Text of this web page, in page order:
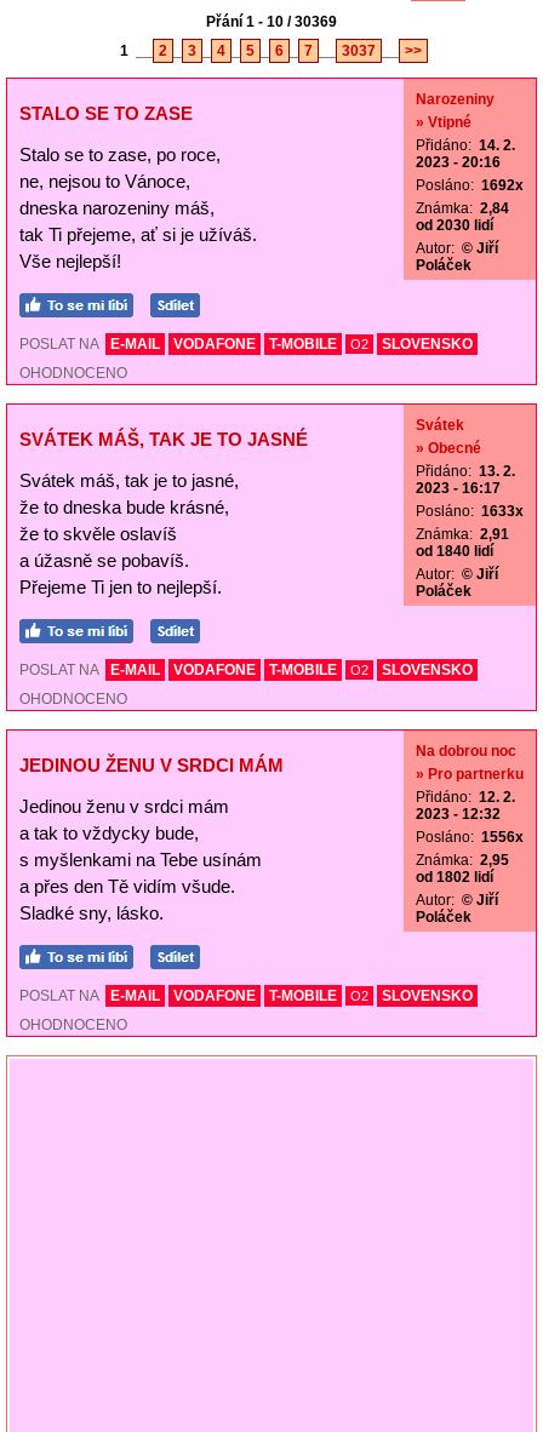
Přání 1 - 10 / 30369
1
2 3 4 5 6 7 3037 >>
STALO SE TO ZASE
Stalo se to zase, po roce,
ne, nejsou to Vánoce,
dneska narozeniny máš,
tak Ti přejeme, ať si je užíváš.
Vše nejlepší!
Narozeniny
» Vtipné
Přidáno: 14. 2.
2023 - 20:16
Posláno: 1692x
Známka: 2,84
od 2030 lidí
Autor: © Jiří
Poláček
POSLAT NA E-MAIL VODAFONE T-MOBILE O2
SLOVENSKO
OHODNOCENO
SVÁTEK MÁŠ, TAK JE TO JASNÉ
Svátek máš, tak je to jasné,
že to dneska bude krásné,
že to skvěle oslavíš
a úžasně se pobavíš.
Přejeme Ti jen to nejlepší.
Svátek
» Obecné
Přidáno: 13. 2.
2023 - 16:17
Posláno: 1633x
Známka: 2,91
od 1840 lidí
Autor: © Jiří
Poláček
POSLAT NA E-MAIL VODAFONE T-MOBILE O2
SLOVENSKO
OHODNOCENO
JEDINOU ŽENU V SRDCI MÁM
Jedinou ženu v srdci mám
a tak to vždycky bude,
s myšlenkami na Tebe usínám
a přes den Tě vidím všude.
Sladké sny, lásko.
Na dobrou noc
» Pro partnerku
Přidáno: 12. 2.
2023 - 12:32
Posláno: 1556x
Známka: 2,95
od 1802 lidí
Autor: © Jiří
Poláček
POSLAT NA E-MAIL VODAFONE T-MOBILE O2
SLOVENSKO
OHODNOCENO